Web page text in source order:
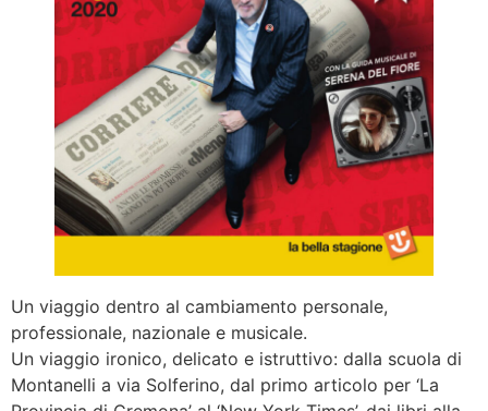
Un viaggio dentro al cambiamento personale,
professionale, nazionale e musicale.
Un viaggio ironico, delicato e istruttivo: dalla scuola di
Montanelli a via Solferino, dal primo articolo per ‘La